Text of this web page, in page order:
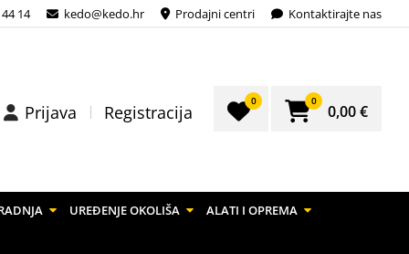
14 kedo@kedo.hr Prodajni centri Kontaktirajte nas
Prijava Registracija
0 0
0,00 €
UREĐENJE OKOLIŠA ALATI I OPREMA